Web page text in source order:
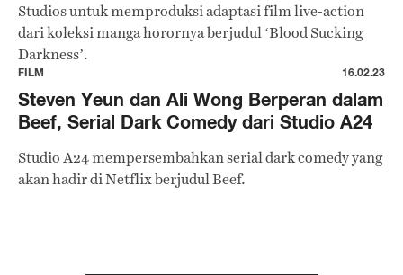
Studios untuk memproduksi adaptasi film live-action
dari koleksi manga horornya berjudul ‘Blood Sucking
Darkness’.
FILM 16.02.23
Steven Yeun dan Ali Wong Berperan dalam
Beef, Serial Dark Comedy dari Studio A24
Studio A24 mempersembahkan serial dark comedy yang
akan hadir di Netflix berjudul Beef.